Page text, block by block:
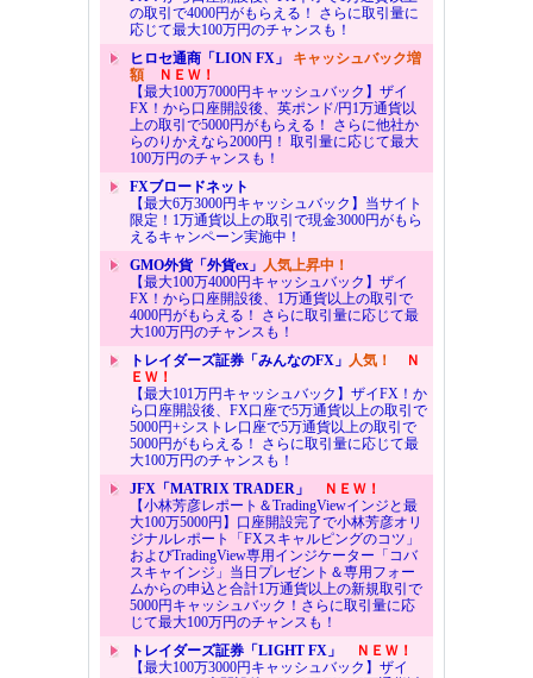
の取引で4000円がもらえる！ さらに取引量に
応じて最大100万円のチャンスも！
ヒロセ通商「LION FX」 キャッシュバック増
額ＮＥＷ！
【最大100万7000円キャッシュバック】ザイ
FX！から口座開設後、英ポンド/円1万通貨以
上の取引で5000円がもらえる！ さらに他社か
らのりかえなら2000円！ 取引量に応じて最大
100万円のチャンスも！
FXブロードネット
【最大6万3000円キャッシュバック】当サイト
限定！1万通貨以上の取引で現金3000円がもら
えるキャンペーン実施中！
GMO外貨「外貨ex」 人気上昇中！
【最大100万4000円キャッシュバック】ザイ
FX！から口座開設後、1万通貨以上の取引で
4000円がもらえる！ さらに取引量に応じて最
大100万円のチャンスも！
トレイダーズ証券「みんなのFX」 人気！
Ｎ
ＥＷ！
【最大101万円キャッシュバック】ザイFX！か
ら口座開設後、FX口座で5万通貨以上の取引で
5000円+シストレ口座で5万通貨以上の取引で
5000円がもらえる！ さらに取引量に応じて最
大100万円のチャンスも！
JFX「MATRIX TRADER」
ＮＥＷ！
【小林芳彦レポート＆TradingViewインジと最
大100万5000円】口座開設完了で小林芳彦オリ
ジナルレポート「FXスキャルピングのコツ」
およびTradingView専用インジケーター「コバ
スキャインジ」当日プレゼント＆専用フォー
ムからの申込と合計1万通貨以上の新規取引で
5000円キャッシュバック！さらに取引量に応
じて最大100万円のチャンスも！
トレイダーズ証券「LIGHT FX」
ＮＥＷ！
【最大100万3000円キャッシュバック】ザイ